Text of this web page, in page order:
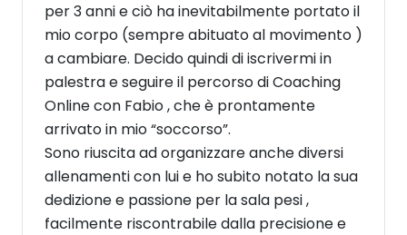
per 3 anni e ciò ha inevitabilmente portato il
mio corpo (sempre abituato al movimento )
a cambiare. Decido quindi di iscrivermi in
palestra e seguire il percorso di Coaching
Online con Fabio , che è prontamente
arrivato in mio “soccorso”.
Sono riuscita ad organizzare anche diversi
allenamenti con lui e ho subito notato la sua
dedizione e passione per la sala pesi ,
facilmente riscontrabile dalla precisione e